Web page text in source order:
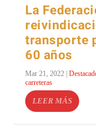
La
transporte
60 años
Mar 21, 2022 |
carreteras
LEER MÁS